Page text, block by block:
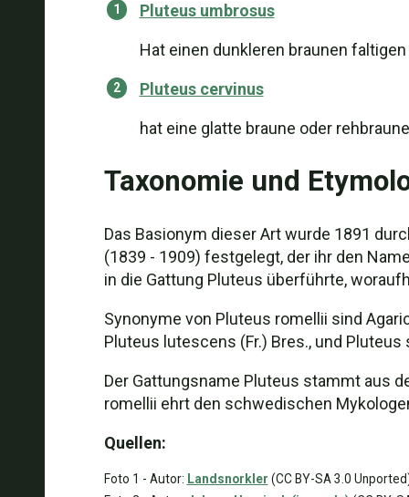
Pluteus umbrosus
Hat einen dunkleren braunen
Pluteus cervinus
hat eine glatte braune oder
Taxonomie und
Das Basionym dieser Art wurde 1891
(1839 - 1909) festgelegt, der ihr den
in die Gattung Pluteus überführte,
Synonyme von Pluteus romellii sind
Pluteus lutescens (Fr.) Bres., und Pluteus
Der Gattungsname Pluteus stammt aus
romellii ehrt den schwedischen
Quellen:
Foto 1 - Autor: Landsnorkler (CC BY-SA 3.0